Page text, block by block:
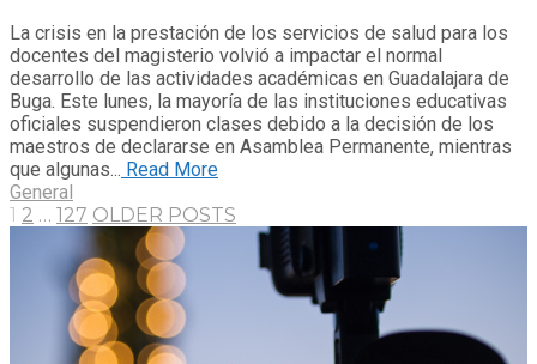
La crisis en la prestación de los servicios de salud para los
docentes del magisterio volvió a impactar el normal
desarrollo de las actividades académicas en Guadalajara de
Buga. Este lunes, la mayoría de las instituciones educativas
oficiales suspendieron clases debido a la decisión de los
maestros de declararse en Asamblea Permanente, mientras
que algunas... Read More
General
1 2 … 127 OLDER POSTS